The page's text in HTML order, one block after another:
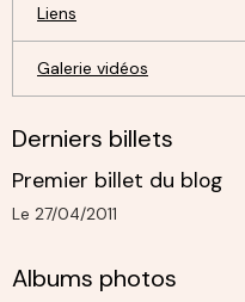
Liens
Galerie vidéos
Derniers billets
Premier billet du blog
Le 27/04/2011
Albums photos